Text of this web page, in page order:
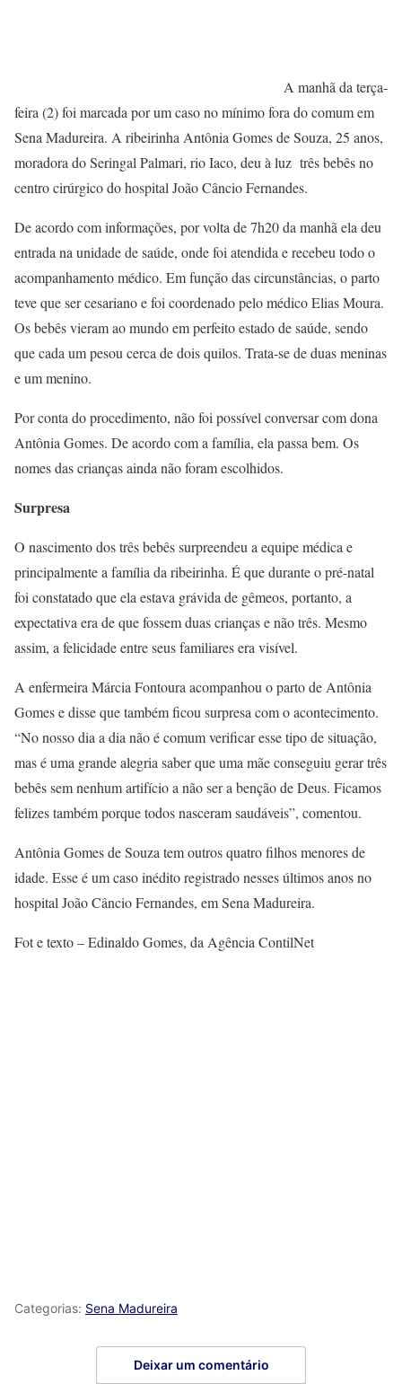
A manhã da terça-
feira (2) foi marcada por um caso no mínimo fora do comum em
Sena Madureira. A ribeirinha Antônia Gomes de Souza, 25 anos,
moradora do Seringal Palmari, rio Iaco, deu à luz três bebês no
centro cirúrgico do hospital João Câncio Fernandes.
De acordo com informações, por volta de 7h20 da manhã ela deu
entrada na unidade de saúde, onde foi atendida e recebeu todo o
acompanhamento médico. Em função das circunstâncias, o parto
teve que ser cesariano e foi coordenado pelo médico Elias Moura.
Os bebês vieram ao mundo em perfeito estado de saúde, sendo
que cada um pesou cerca de dois quilos. Trata-se de duas meninas
e um menino.
Por conta do procedimento, não foi possível conversar com dona
Antônia Gomes. De acordo com a família, ela passa bem. Os
nomes das crianças ainda não foram escolhidos.
Surpresa
O nascimento dos três bebês surpreendeu a equipe médica e
principalmente a família da ribeirinha. É que durante o pré-natal
foi constatado que ela estava grávida de gêmeos, portanto, a
expectativa era de que fossem duas crianças e não três. Mesmo
assim, a felicidade entre seus familiares era visível.
A enfermeira Márcia Fontoura acompanhou o parto de Antônia
Gomes e disse que também ficou surpresa com o acontecimento.
“No nosso dia a dia não é comum verificar esse tipo de situação,
mas é uma grande alegria saber que uma mãe conseguiu gerar três
bebês sem nenhum artifício a não ser a benção de Deus. Ficamos
felizes também porque todos nasceram saudáveis”, comentou.
Antônia Gomes de Souza tem outros quatro filhos menores de
idade. Esse é um caso inédito registrado nesses últimos anos no
hospital João Câncio Fernandes, em Sena Madureira.
Fot e texto – Edinaldo Gomes, da Agência ContilNet
Categorias: Sena Madureira
Deixar um comentário